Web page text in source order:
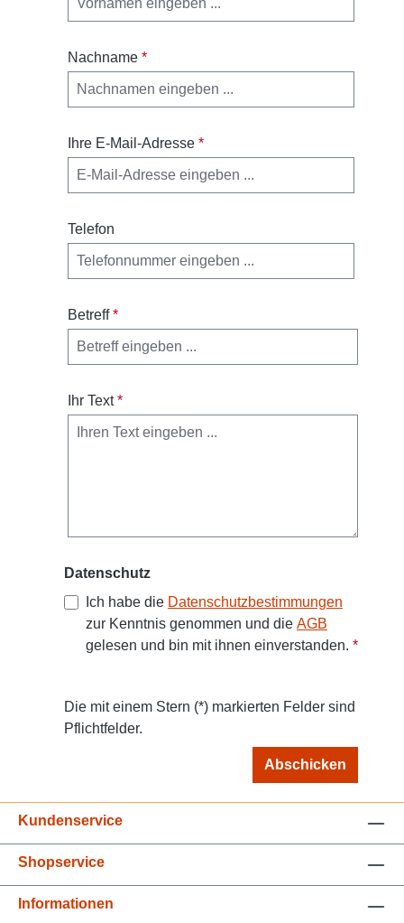
Nachname *
Ihre E-Mail-Adresse *
Telefon
Betreff*
Ihr Text*
Datenschutz
Ich habe die Datenschutzbestimmungen
zur Kenntnis genommen und die AGB
gelesen und bin mit ihnen einverstanden. *
Die mit einem Stern (*) markierten Felder sind
Pflichtfelder.
Abschicken
Kundenservice
Shopservice
Informationen